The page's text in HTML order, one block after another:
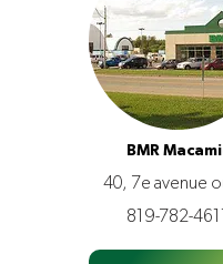
BMR
40, 7e avenue
819-782-4611